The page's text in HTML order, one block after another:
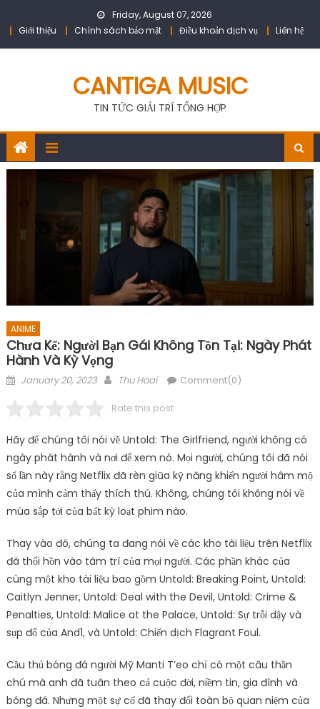
Friday, August 07, 2026
Giới thiệu
Chính sách bảo mật Điều khoản dịch vụ Liên hệ
CANTIGA MUSIC
TIN TỨC GIẢI TRÍ TỔNG HỢP
ANIME
Chưa Kể: Người Bạn Gái Không Tồn Tại: Ngày Phát
Hành Và Kỳ Vọng
Posted
January 20, 2023 Author
Thu Hoai Comment(0)
Rate this post
Hãy để chúng tôi nói về Untold: The Girlfriend, người không có
ngày phát hành và nơi để xem nó. Mọi người, chúng tôi đã nói
số lần này rằng Netflix đã rèn giũa kỹ năng khiến người hâm mộ
của mình cảm thấy thích thú. Không, chúng tôi không nói về
mùa sắp tới của bất kỳ loạt phim nào.
Thay vào đó, chúng ta đang nói về các kho tài liệu trên Netflix
đã thổi hồn vào tâm trí của mọi người. Các phần khác của
cùng một kho tài liệu bao gồm Untold: Breaking Point, Untold:
Caitlyn Jenner, Untold: Deal with the Devil, Untold: Crime &
Penalties, Untold: Malice at the Palace, Untold: Sự trỗi dậy và
sụp đổ của And1, và Untold: Chiến dịch Flagrant Foul.
Cầu thủ bóng đá người Mỹ Manti T’eo chỉ có một câu thần
chú mà anh đã tuân theo cả cuộc đời, niềm tin, gia đình và
bóng đá. Nhưng một sự cố đã thay đổi toàn bộ quan niệm của